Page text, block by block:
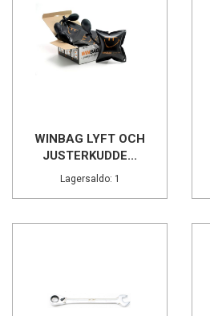
WINBAG LYFT OCH
JUSTERKUDDE...
Lagersaldo: 1